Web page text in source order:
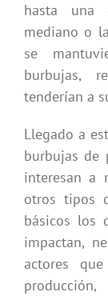
hasta una
mediano o
se
burbujas,
tenderían a
Llegado a
burbujas de
interesan a
otros tipos
básicos los
impactan,
actores